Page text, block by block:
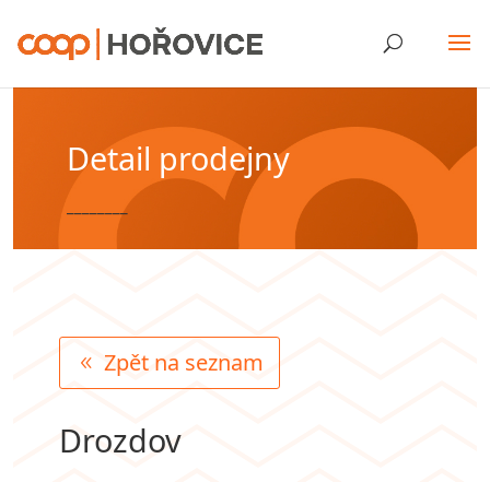
Detail prodejny
________
Zpět na seznam
Drozdov